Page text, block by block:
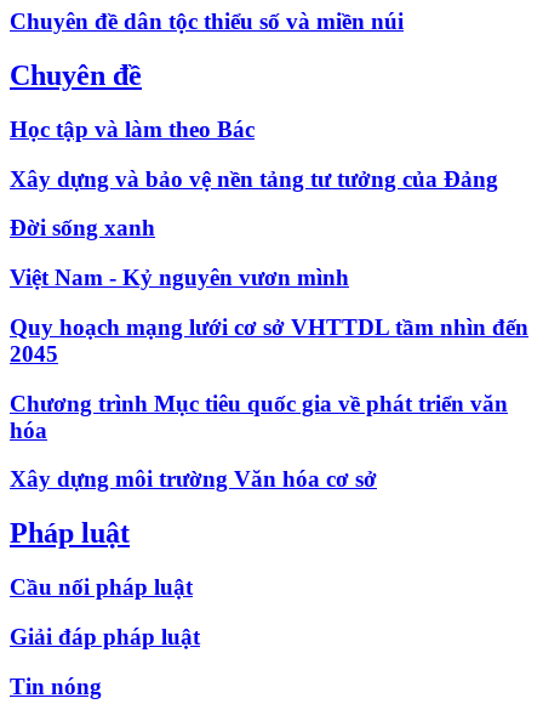
Chuyên đề dân tộc thiểu số và miền núi
Chuyên đề
Học tập và làm theo Bác
Xây dựng và bảo vệ nền tảng tư tưởng của Đảng
Đời sống xanh
Việt Nam - Kỷ nguyên vươn mình
Quy hoạch mạng lưới cơ sở VHTTDL tầm nhìn đến
2045
Chương trình Mục tiêu quốc gia về phát triển văn
hóa
Xây dựng môi trường Văn hóa cơ sở
Pháp luật
Cầu nối pháp luật
Giải đáp pháp luật
Tin nóng